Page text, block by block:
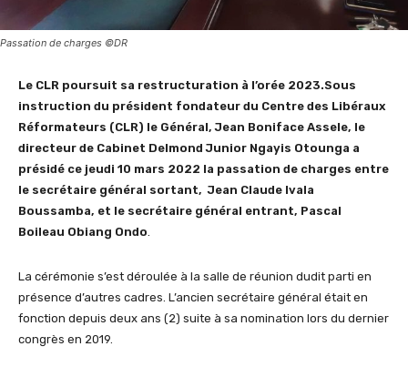
Passation de charges ©DR
Le CLR poursuit sa restructuration à l’orée 2023.Sous
instruction du président fondateur du Centre des Libéraux
Réformateurs (CLR) le Général, Jean Boniface Assele, le
directeur de Cabinet Delmond Junior Ngayis Otounga a
présidé ce jeudi 10 mars 2022 la passation de charges entre
le secrétaire général sortant, Jean Claude Ivala
Boussamba, et le secrétaire général entrant, Pascal
Boileau Obiang Ondo.
La cérémonie s’est déroulée à la salle de réunion dudit parti en
présence d’autres cadres. L’ancien secrétaire général était en
fonction depuis deux ans (2) suite à sa nomination lors du dernier
congrès en 2019.